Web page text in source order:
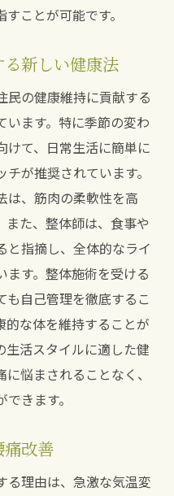
ことが可能です。
新しい健康法
民の健康維持に貢献する
います。特に季節の変わ
けて、日常生活に簡単に
が推奨されています。
は、筋肉の柔軟性を高
また、整体師は、食事や
と指摘し、全体的なライ
ます。整体施術を受ける
も自己管理を徹底するこ
的な体を維持することが
生活スタイルに適した健
悩まされることなく、
きます。
改善
る理由は、急激な気温変